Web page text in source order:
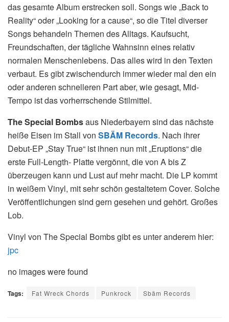
das gesamte Album erstrecken soll. Songs wie „Back to
Reality“ oder „Looking for a cause“, so die Titel diverser
Songs behandeln Themen des Alltags. Kaufsucht,
Freundschaften, der tägliche Wahnsinn eines relativ
normalen Menschenlebens. Das alles wird in den Texten
verbaut. Es gibt zwischendurch immer wieder mal den ein
oder anderen schnelleren Part aber, wie gesagt, Mid-
Tempo ist das vorherrschende Stilmittel.
The Special Bombsaus Niederbayern sind das nächste
heiße Eisen im Stall von SBÄM Records. Nach ihrer
Debut-EP „Stay True“ ist ihnen nun mit „Eruptions“ die
erste Full-Length- Platte vergönnt, die von A bis Z
überzeugen kann und Lust auf mehr macht. Die LP kommt
in weißem Vinyl, mit sehr schön gestaltetem Cover. Solche
Veröffentlichungen sind gern gesehen und gehört. Großes
Lob.
Vinyl von The Special Bombs gibt es unter anderem hier:
jpc
no images were found
Tags: Fat Wreck Chords Punkrock Sbäm Records